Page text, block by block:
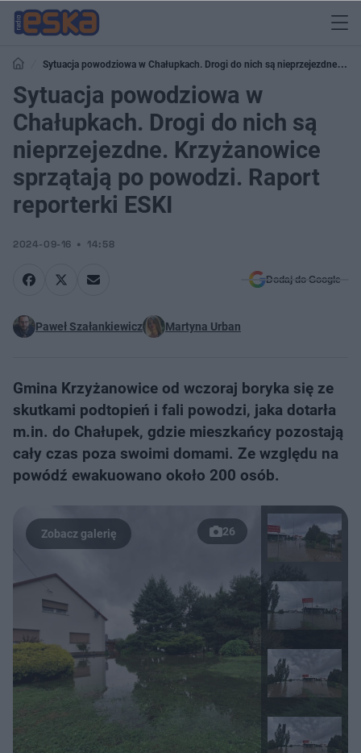
Sytuacja powodziowa w Chałupkach. Drogi do nich są nieprzejezdne.
Krzyżanowice sprzątają po powodzi. Raport reporterki ESKI
Sytuacja powodziowa w
Chałupkach. Drogi do nich są
nieprzejezdne. Krzyżanowice
sprzątają po powodzi. Raport
reporterki ESKI
2024-09-16 14:58
Dodaj do Google
Paweł Szałankiewicz Martyna Urban
Gmina Krzyżanowice od wczoraj boryka się ze
skutkami podtopień i fali powodzi, jaka dotarła
m.in. do Chałupek, gdzie mieszkańcy pozostają
cały czas poza swoimi domami. Ze względu na
powódź ewakuowano około 200‬ osób.
26